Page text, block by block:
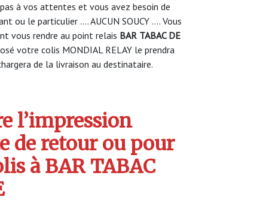
à vos attentes et vous avez besoin de
ou le particulier …. AUCUN SOUCY …. Vous
vous rendre au point relais BAR TABAC DE
votre colis MONDIAL RELAY le prendra
de la livraison au destinataire.
l’impression
de retour ou pour
à BAR TABAC